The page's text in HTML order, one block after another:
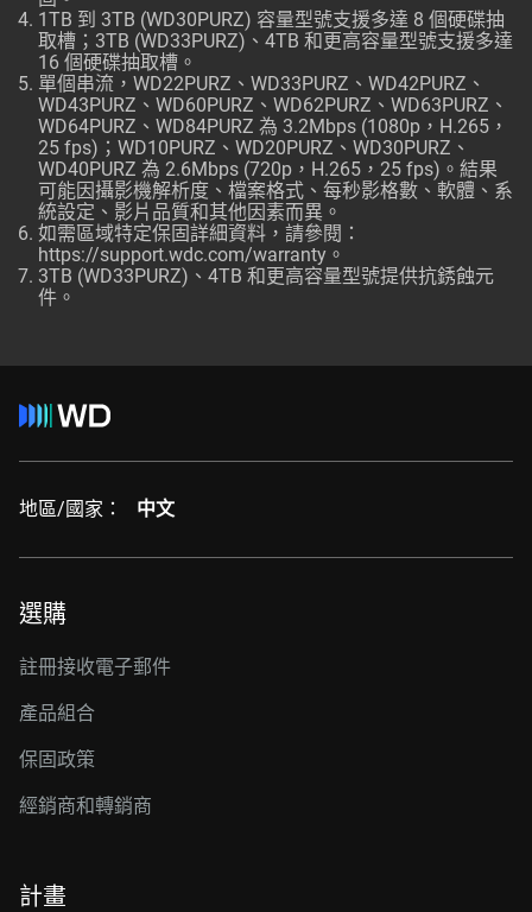
1TB 到 3TB (WD30PURZ) 容量型號支援多達 8 個硬碟抽
取槽；3TB (WD33PURZ)、4TB 和更高容量型號支援多達
16 個硬碟抽取槽。
單個串流，WD22PURZ、WD33PURZ、WD42PURZ、
WD43PURZ、WD60PURZ、WD62PURZ、WD63PURZ、
WD64PURZ、WD84PURZ 為 3.2Mbps (1080p，H.265，
25 fps)；WD10PURZ、WD20PURZ、WD30PURZ、
WD40PURZ 為 2.6Mbps (720p，H.265，25 fps)。結果
可能因攝影機解析度、檔案格式、每秒影格數、軟體、系
統設定、影片品質和其他因素而異。
如需區域特定保固詳細資料，請參閱：
https://support.wdc.com/warranty 。
3TB (WD33PURZ)、4TB 和更高容量型號提供抗銹蝕元
件。
地區/國家： 中文
選購
註冊接收電子郵件
產品組合
保固政策
經銷商和轉銷商
計畫